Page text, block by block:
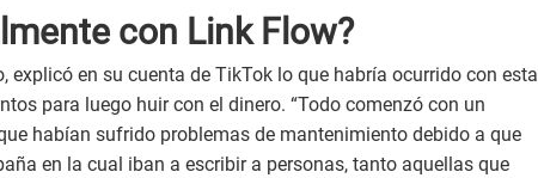
con Link Flow?
explicó en su cuenta de TikTok lo que habría ocurrido con esta
para luego huir con el dinero. “Todo comenzó con un
habían sufrido problemas de mantenimiento debido a que
en la cual iban a escribir a personas, tanto aquellas que